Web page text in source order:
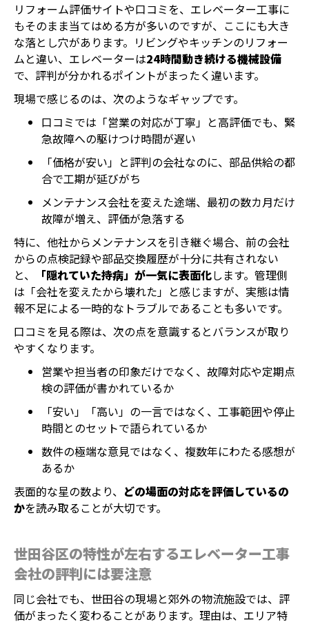
リフォーム評価サイトや口コミを、エレベーター工事に
もそのまま当てはめる方が多いのですが、ここにも大き
な落とし穴があります。リビングやキッチンのリフォー
ムと違い、エレベーターは24時間動き続ける機械設備
で、評判が分かれるポイントがまったく違います。
現場で感じるのは、次のようなギャップです。
口コミでは「営業の対応が丁寧」と高評価でも、緊
急故障への駆けつけ時間が遅い
「価格が安い」と評判の会社なのに、部品供給の都
合で工期が延びがち
メンテナンス会社を変えた途端、最初の数カ月だけ
故障が増え、評価が急落する
特に、他社からメンテナンスを引き継ぐ場合、前の会社
からの点検記録や部品交換履歴が十分に共有されない
と、
「隠れていた持病」が一気に表面化します。管理側
は「会社を変えたから壊れた」と感じますが、実態は情
報不足による一時的なトラブルであることも多いです。
口コミを見る際は、次の点を意識するとバランスが取り
やすくなります。
営業や担当者の印象だけでなく、故障対応や定期点
検の評価が書かれているか
「安い」「高い」の一言ではなく、工事範囲や停止
時間とのセットで語られているか
数件の極端な意見ではなく、複数年にわたる感想が
あるか
表面的な星の数より、 どの場面の対応を評価しているの
かを読み取ることが大切です。
世田谷区の特性が左右するエレベーター工事
会社の評判には要注意
同じ会社でも、世田谷の現場と郊外の物流施設では、評
価がまったく変わることがあります。理由は、エリア特